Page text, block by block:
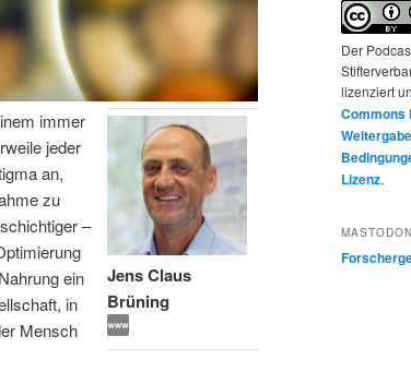
Jens Claus
Brüning
immer
jeder
an,
zu
–
ein
in
Mensch
Der
lizenziert
Commons
Lizenz.
MASTODON